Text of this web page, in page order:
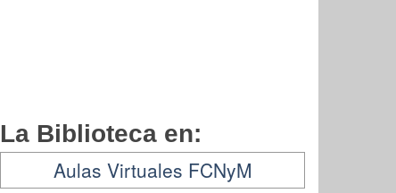
La Biblioteca en:
Aulas Virtuales FCNyM